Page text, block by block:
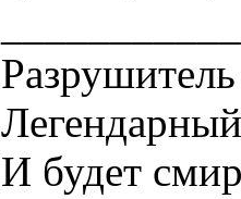
И будет